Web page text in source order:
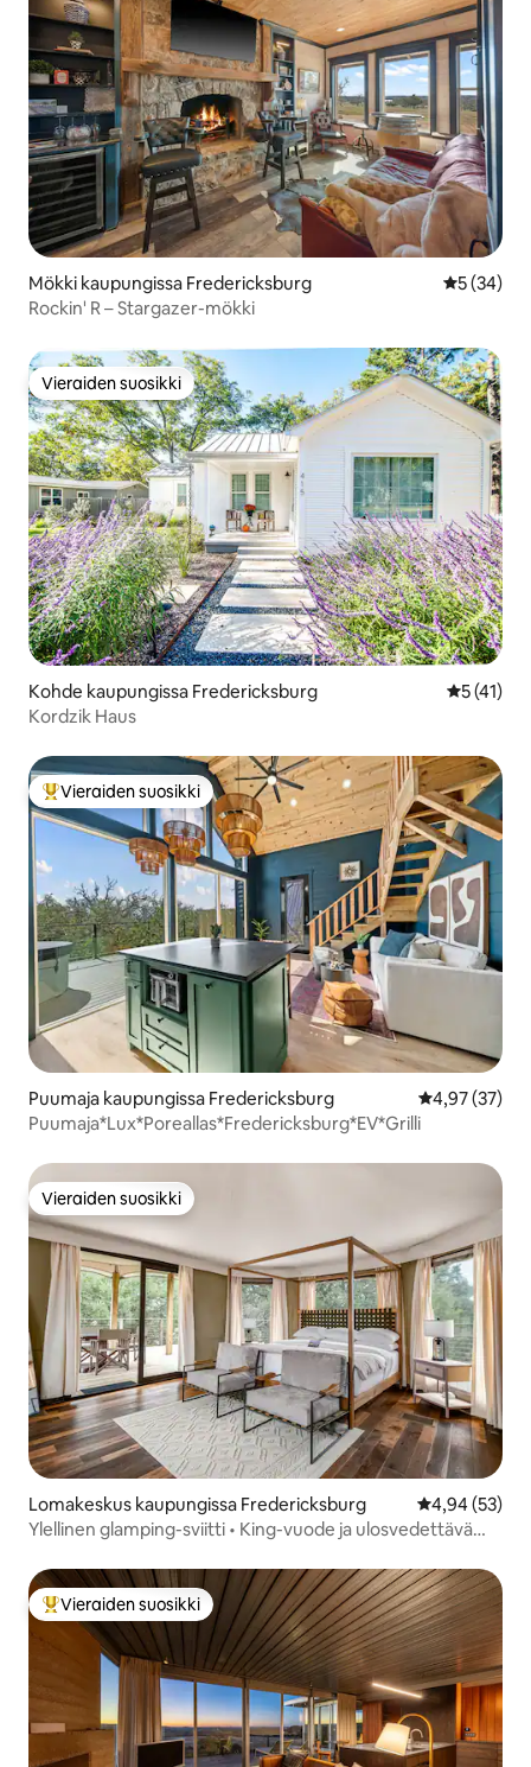
Mökki kaupungissa Fredericksburg
5 (34)
Rockin' R – Stargazer-mökki
Vieraiden suosikki
Vieraiden suosikki
Kohde kaupungissa Fredericksburg
5 (41)
Kordzik Haus
Vieraiden suosikkien parhaimmistoa
Vieraiden suosikki
Puumaja kaupungissa Fredericksburg
4,97 (37)
Puumaja*Lux*Poreallas*Fredericksburg*EV*Grilli
Vieraiden suosikki
Vieraiden suosikki
Lomakeskus kaupungissa Fredericksburg
4,94 (53)
Ylellinen glamping-sviitti • King-vuode ja ulosvedettävä
Vieraiden suosikkien parhaimmistoa
Vieraiden suosikki